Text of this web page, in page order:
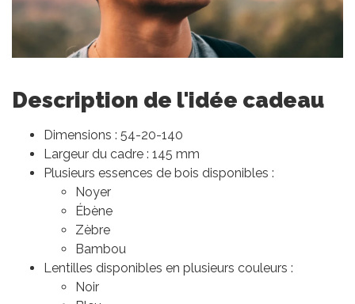
Description de l'idée cadeau
Dimensions : 54-20-140
Largeur du cadre : 145 mm
Plusieurs essences de bois disponibles :
Noyer
Ébène
Zèbre
Bambou
Lentilles disponibles en plusieurs couleurs :
Noir